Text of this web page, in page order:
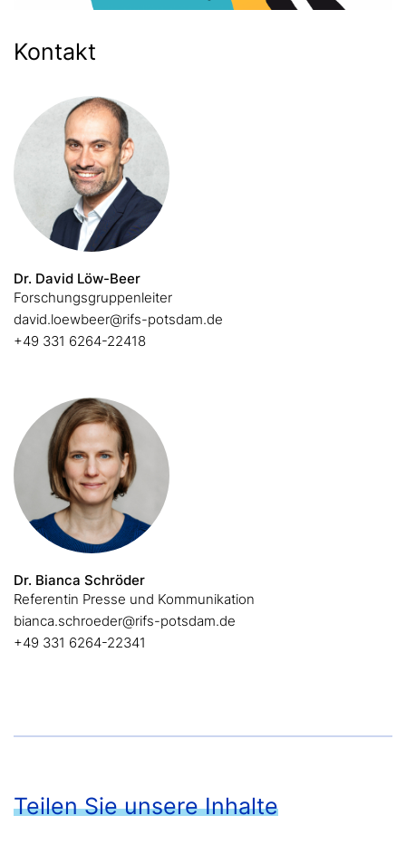
Kontakt
Dr. David Löw-Beer
Forschungsgruppenleiter
david.loewbeer@rifs-potsdam.de
+49 331 6264-22418
Dr. Bianca Schröder
Referentin Presse und Kommunikation
bianca.schroeder@rifs-potsdam.de
+49 331 6264-22341
Teilen Sie unsere Inhalte